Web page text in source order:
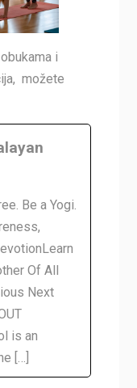
i
možete
Be a Yogi.
Of All
Next
is an
[…]